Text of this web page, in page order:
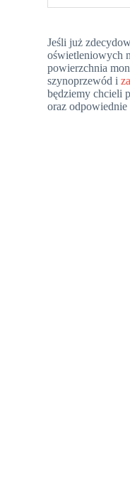
Jeśli już
oświetleniowych
powierzchnia
szynoprzewód i
będziemy chcieli
oraz odpowiednie